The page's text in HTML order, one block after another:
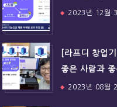
2023년 12월
[라프디 창업
좋은 사람과
2023년 08월